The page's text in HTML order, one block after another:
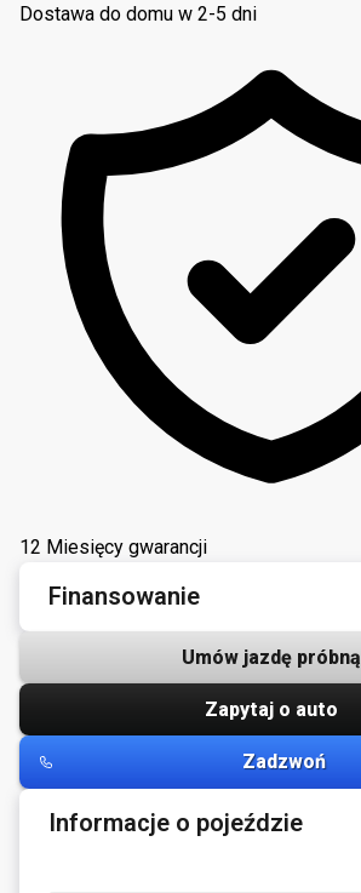
Dostawa do domu w 2-5 dni
12 Miesięcy gwarancji
Finansowanie
Umów jazdę próbną
Zapytaj o auto
Zadzwoń
Informacje o pojeździe